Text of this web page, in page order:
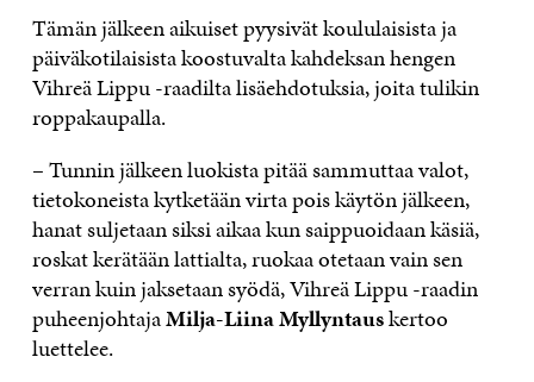
Tämän jälkeen aikuiset pyysivät koululaisista ja
päiväkotilaisista koostuvalta kahdeksan hengen
Vihreä Lippu -raadilta lisäehdotuksia, joita tulikin
roppakaupalla.
– Tunnin jälkeen luokista pitää sammuttaa valot,
tietokoneista kytketään virta pois käytön jälkeen,
hanat suljetaan siksi aikaa kun saippuoidaan käsiä,
roskat kerätään lattialta, ruokaa otetaan vain sen
verran kuin jaksetaan syödä, Vihreä Lippu -raadin
puheenjohtajaMilja-Liina Myllyntauskertoo
luettelee.